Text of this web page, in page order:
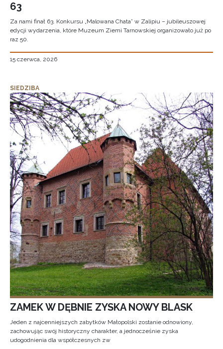
63
Za nami finał 63. Konkursu „Malowana Chata” w Zalipiu – jubileuszowej
edycji wydarzenia, które Muzeum Ziemi Tarnowskiej organizowało już po
raz 50.
15 czerwca, 2026
SIEDZIBA
ZAMEK W DĘBNIE ZYSKA NOWY BLASK
Jeden z najcenniejszych zabytków Małopolski zostanie odnowiony,
zachowując swój historyczny charakter, a jednocześnie zyska
udogodnienia dla współczesnych zw